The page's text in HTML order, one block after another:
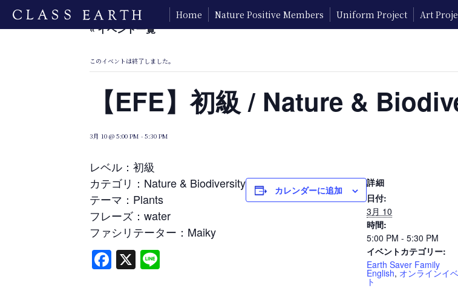
Home Nature Positive Members Uniform Project Art
« イベント一覧
このイベントは終了しました。
【EFE】初級 / Nature &
3月 10 @ 5:00 PM - 5:30 PM
レベル：初級
カテゴリ：Nature & Biodiversity
テーマ：Plants
フレーズ：water
ファシリテーター：Maiky
Facebook
X
カレンダーに追加
詳細
日付:
3月 10
時間:
5:00 PM - 5:30 PM
イベントカテゴリー:
Earth Saver Family
English, オンラインイ
ト